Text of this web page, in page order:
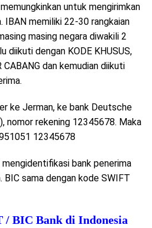
untuk mengirimkan
IBAN memiliki 22-30 rangkaian
masing negara diwakili 2
diikuti dengan KODE KHUSUS,
CABANG dan kemudian diikuti
ke Jerman, ke bank Deutsche
nomor rekening 12345678. Maka
12345678
bank penerima
BIC sama dengan kode SWIFT
BIC Bank di Indonesia